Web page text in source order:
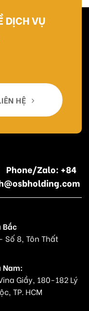
DỊCH VỤ
HỆ
Phone/Zalo: +84
Bắc
Số 8, Tôn Thất
Nam:
Giầy, 180-182 Lý
TP. HCM